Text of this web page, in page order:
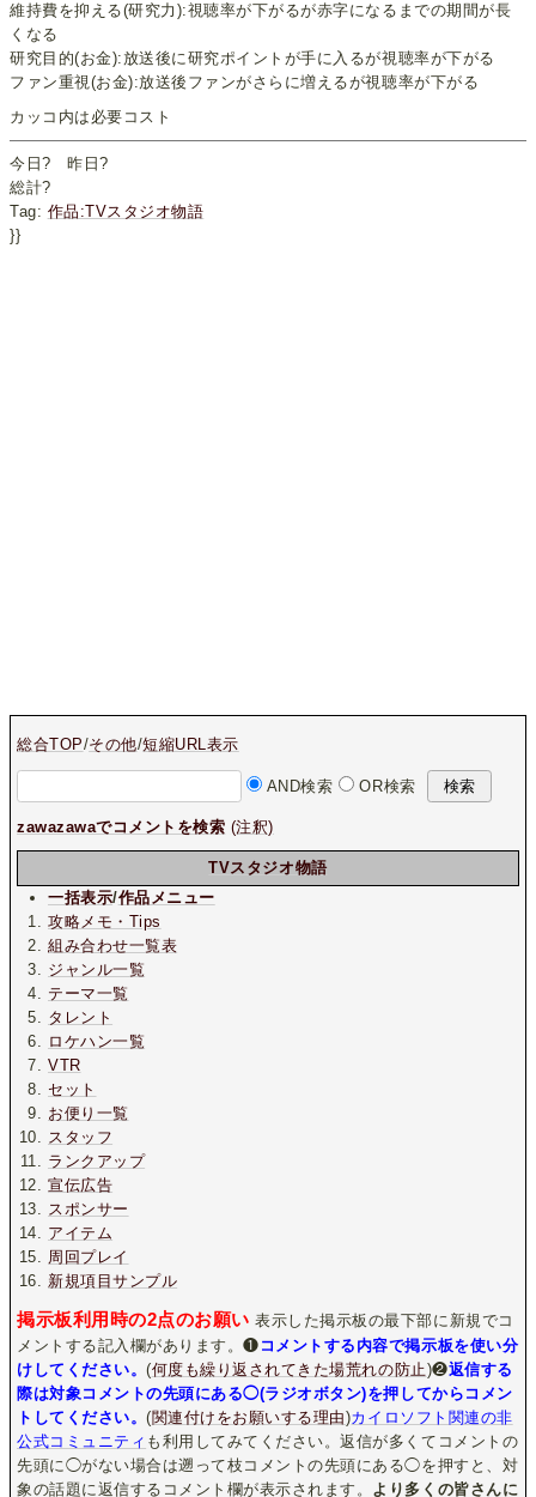
維持費を抑える(研究力):視聴率が下がるが赤字になるまでの期間が長
くなる
研究目的(お金):放送後に研究ポイントが手に入るが視聴率が下がる
ファン重視(お金):放送後ファンがさらに増えるが視聴率が下がる
カッコ内は必要コスト
今日? 昨日?
総計?
Tag: 作品:TVスタジオ物語
}}
総合TOP/その他/短縮URL表示
AND検索 OR検索
zawazawaでコメントを検索 (注釈)
TVスタジオ物語
一括表示/作品メニュー
攻略メモ・Tips
組み合わせ一覧表
ジャンル一覧
テーマ一覧
タレント
ロケハン一覧
VTR
セット
お便り一覧
スタッフ
ランクアップ
宣伝広告
スポンサー
アイテム
周回プレイ
新規項目サンプル
掲示板利用時の2点のお願い 表示した掲示板の最下部に新規でコ
メントする記入欄があります。❶ コメントする内容で掲示板を使い分
けしてください。(何度も繰り返されてきた場荒れの防止)❷返信する
際は対象コメントの先頭にある◯(ラジオボタン)を押してからコメン
トしてください。(関連付けをお願いする理由)カイロソフト関連の非
公式コミュニティ も利用してみてください。返信が多くてコメントの
先頭に◯がない場合は遡って枝コメントの先頭にある◯を押すと、対
象の話題に返信するコメント欄が表示されます。
より多くの皆さんに